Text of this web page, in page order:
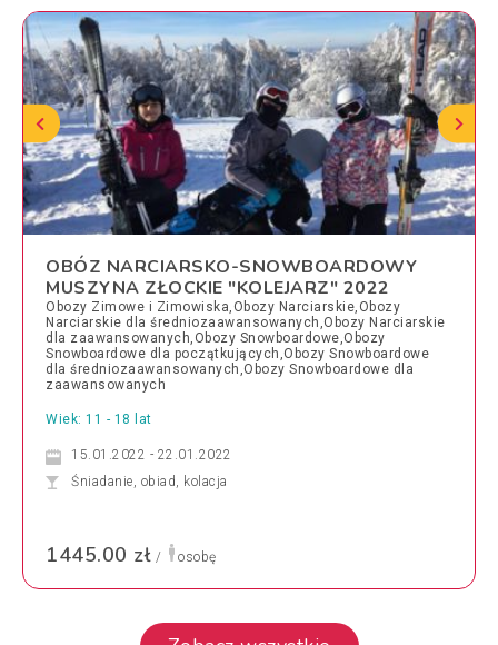
OBÓZ NARCIARSKO-SNOWBOARDOWY
MUSZYNA ZŁOCKIE "KOLEJARZ" 2022
Obozy Zimowe i Zimowiska,Obozy Narciarskie,Obozy
Narciarskie dla średniozaawansowanych,Obozy Narciarskie
dla zaawansowanych,Obozy Snowboardowe,Obozy
Snowboardowe dla początkujących,Obozy Snowboardowe
dla średniozaawansowanych,Obozy Snowboardowe dla
zaawansowanych
Wiek: 11 - 18 lat
15.01.2022 - 22.01.2022
Śniadanie, obiad, kolacja
1445.00 zł / osobę